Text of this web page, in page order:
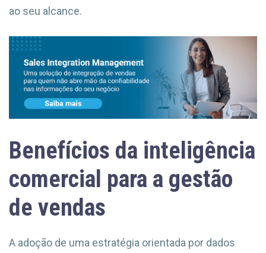
ao seu alcance.
Benefícios da inteligência
comercial para a gestão
de vendas
A adoção de uma estratégia orientada por dados